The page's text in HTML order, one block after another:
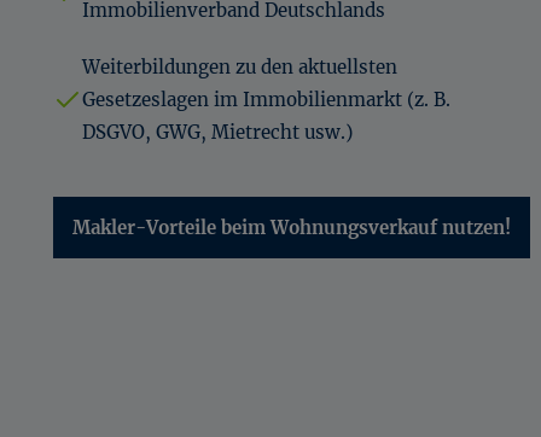
Immobilienverband Deutschlands
Weiterbildungen zu den aktuellsten
Gesetzeslagen im Immobilienmarkt (z. B.
DSGVO, GWG, Mietrecht usw.)
Makler-Vorteile beim Wohnungsverkauf nutzen!